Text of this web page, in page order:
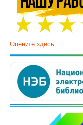
Оцените здесь!